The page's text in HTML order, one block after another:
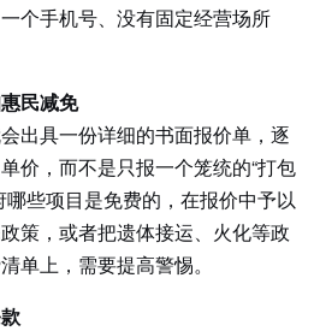
个手机号、没有固定经营场所
民减免
出具一份详细的书面报价单，逐
价，而不是只报一个笼统的“打包
些项目是免费的，在报价中予以
策，或者把遗体接运、火化等政
单上，需要提高警惕。